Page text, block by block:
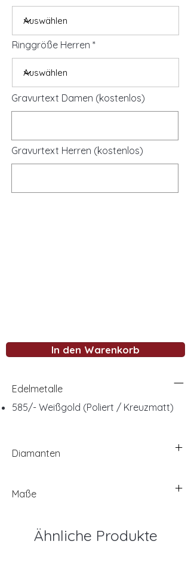
Ringgröße Herren
Gravurtext Damen (kostenlos)
Gravurtext Herren (kostenlos)
In den Warenkorb
Edelmetalle
585/- Weißgold (Poliert / Kreuzmatt)
Diamanten
Maße
Ähnliche Produkte